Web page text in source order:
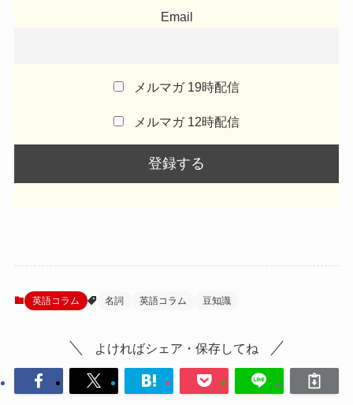
Email
メルマガ 19時配信
メルマガ 12時配信
英語コラム 名詞 英語コラム 豆知識
よければシェア・保存してね